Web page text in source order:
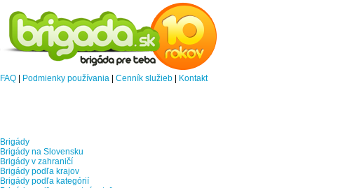
FAQ Podmienky používania Cenník služieb Kontakt
Brigády
Brigády na Slovensku
Brigády v zahraničí
Brigády podľa krajov
Brigády podľa kategórií